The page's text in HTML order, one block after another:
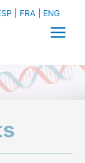
FRA ENG
Main
Menu